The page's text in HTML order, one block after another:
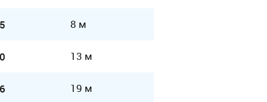
8 м
13 м
19 м